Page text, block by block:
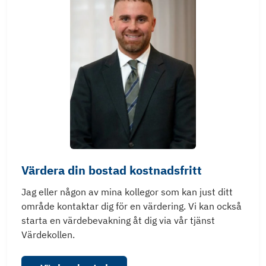
Värdera din bostad kostnadsfritt
Jag eller någon av mina kollegor som kan just ditt
område kontaktar dig för en värdering. Vi kan också
starta en värdebevakning åt dig via vår tjänst
Värdekollen.